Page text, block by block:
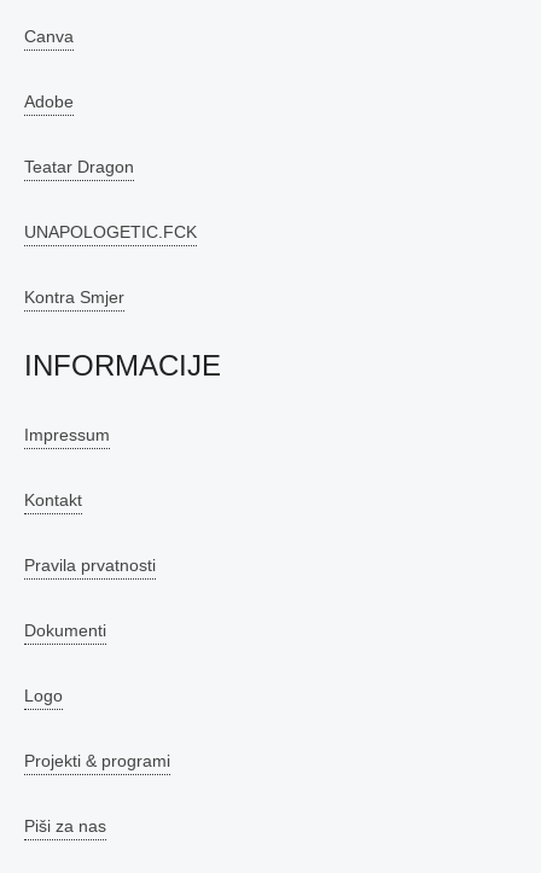
Canva
Adobe
Teatar Dragon
UNAPOLOGETIC.FCK
Kontra Smjer
INFORMACIJE
Impressum
Kontakt
Pravila prvatnosti
Dokumenti
Logo
Projekti & programi
Piši za nas